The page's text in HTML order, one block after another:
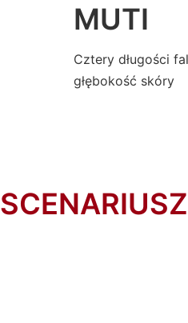
MUTI
Cztery długości
głębokość skóry
SCENARIUSZ